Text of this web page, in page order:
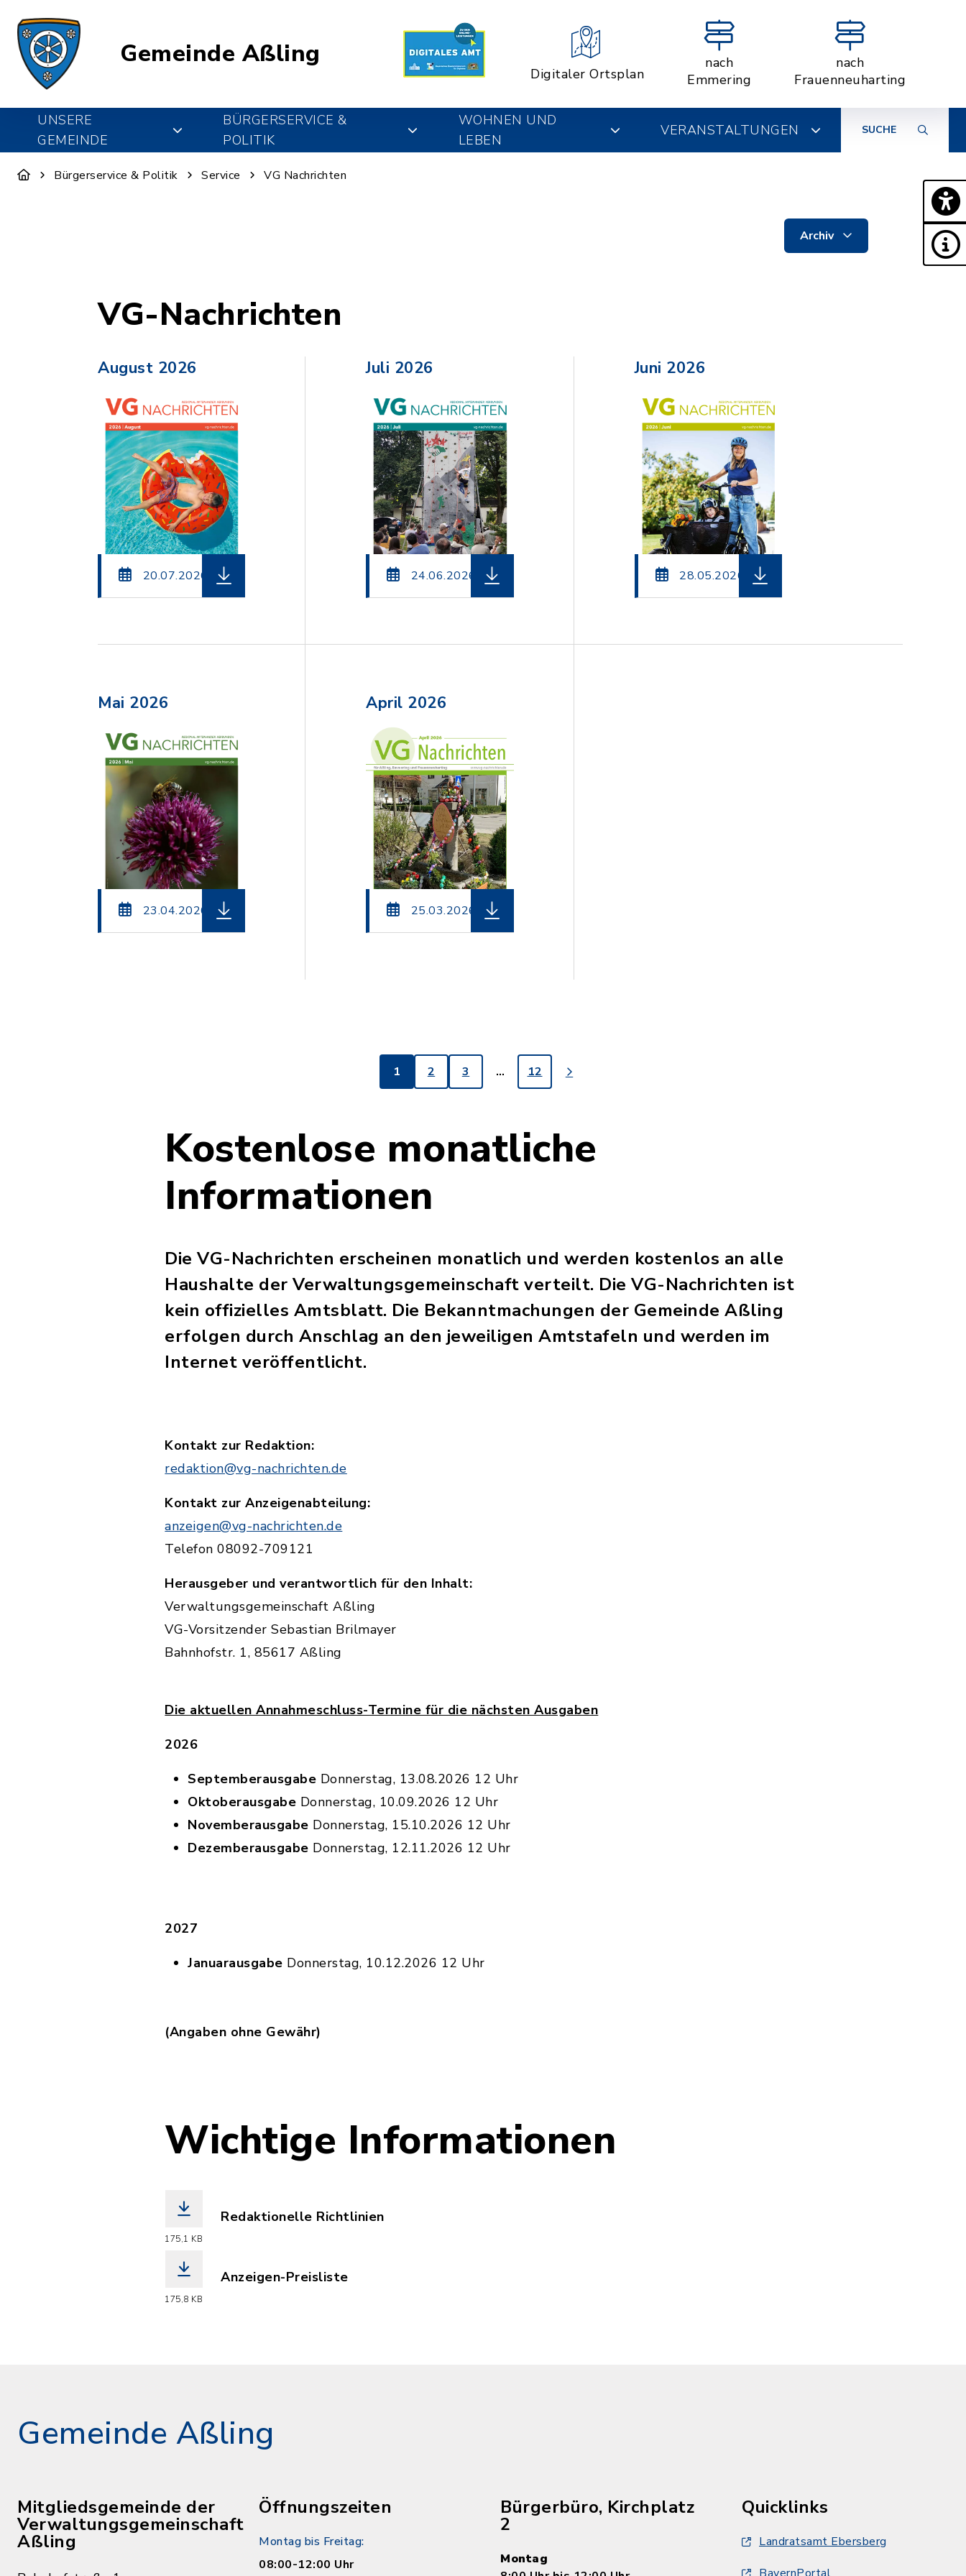
Gemeinde Aßling
Digitaler Ortsplan
nach
Emmering
nach
Frauenneuharting
UNSERE
GEMEINDE
BÜRGERSERVICE &
POLITIK
WOHNEN UND
LEBEN
VERANSTALTUNGEN SUCHE
Bürgerservice & Politik Service VG Nachrichten
Archiv
VG-Nachrichten
August 2026
20.07.2026
herunterladen (Dateiname: VG-Nachrichten_Juli_2026.pdf, Dateierweiterung: pdf, Dateigröße: 13,39 MB)
Juli 2026
24.06.2026
herunterladen (Dateiname: 2026-07_VG-Nachrichten_Bildschirmversion.pdf,
Juni 2026
28.05.2026
herunterladen (Dateiname: VG-
Mai 2026
23.04.2026
herunterladen (Dateiname: VG-Nachrichten_Mai_2026.pdf, Dateierweiterung: pdf, Dateigröße: 9,27 MB)
April 2026
25.03.2026
herunterladen (Dateiname: VG-Nachrichten_April_2026.pdf,
1 2 3 … 12
Kostenlose monatliche
Informationen
Die VG-Nachrichten erscheinen monatlich und werden kostenlos an alle
Haushalte der Verwaltungsgemeinschaft verteilt. Die VG-Nachrichten ist
kein offizielles Amtsblatt. Die Bekanntmachungen der Gemeinde Aßling
erfolgen durch Anschlag an den jeweiligen Amtstafeln und werden im
Internet veröffentlicht.
Kontakt zur Redaktion:
redaktion@vg-nachrichten.de
Kontakt zur Anzeigenabteilung:
anzeigen@vg-nachrichten.de
Telefon 08092-709121
Herausgeber und verantwortlich für den Inhalt:
Verwaltungsgemeinschaft Aßling
VG-Vorsitzender Sebastian Brilmayer
Bahnhofstr. 1, 85617 Aßling
Die aktuellen Annahmeschluss-Termine für die nächsten Ausgaben
2026
Septemberausgabe Donnerstag, 13.08.2026 12 Uhr
Oktoberausgabe Donnerstag, 10.09.2026 12 Uhr
Novemberausgabe Donnerstag, 15.10.2026 12 Uhr
Dezemberausgabe Donnerstag, 12.11.2026 12 Uhr
2027
Januarausgabe Donnerstag, 10.12.2026 12 Uhr
(Angaben ohne Gewähr)
Wichtige Informationen
175,1 KB
Redaktionelle Richtlinien
175,8 KB
Anzeigen-Preisliste
Gemeinde Aßling
Mitgliedsgemeinde der
Verwaltungsgemeinschaft
Aßling
Öffnungszeiten
Montag bis Freitag:
08:00-12:00 Uhr
Bürgerbüro, Kirchplatz
2
Montag
Quicklinks
Landratsamt Ebersberg